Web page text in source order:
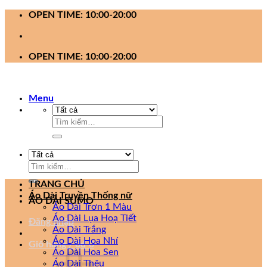
OPEN TIME: 10:00-20:00
OPEN TIME: 10:00-20:00
Menu
Tìm
Tìm
ÁO DÀI SUMO
Đăng nhập
Giỏ hàng /0₫ 0
TRANG CHỦ
Áo Dài Truyền Thống nữ
Áo Dài Trơn 1 Màu
Áo Dài Lụa Hoạ Tiết
Áo Dài Trắng
Áo Dài Hoa Nhí
Áo Dài Hoa Sen
Áo Dài Thêu